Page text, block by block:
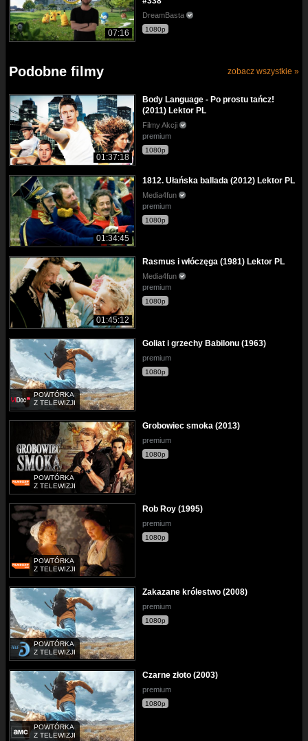
07:16
DreamBasta
1080p
Podobne filmy zobacz wszystkie »
01:37:18
Body Language - Po prostu tańcz!
(2011) Lektor PL
Filmy Akcji
premium
1080p
01:34:45
1812. Ułańska ballada (2012) Lektor PL
Media4fun
premium
1080p
01:45:12
Rasmus i włóczęga (1981) Lektor PL
Media4fun
premium
1080p
POWTÓRKA
Z TELEWIZJI
Goliat i grzechy Babilonu (1963)
premium
1080p
POWTÓRKA
Z TELEWIZJI
Grobowiec smoka (2013)
premium
1080p
POWTÓRKA
Z TELEWIZJI
Rob Roy (1995)
premium
1080p
POWTÓRKA
Z TELEWIZJI
Zakazane królestwo (2008)
premium
1080p
POWTÓRKA
Z TELEWIZJI
Czarne złoto (2003)
premium
1080p